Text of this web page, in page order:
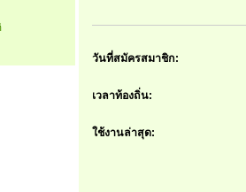
วันที่สมัครสมาชิก:
เวลาท้องถิ่น:
ใช้งานล่าสุด: